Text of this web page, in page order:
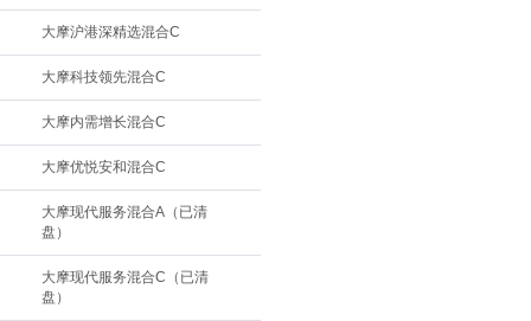
大摩沪港深精选混合C
大摩科技领先混合C
大摩内需增长混合C
大摩优悦安和混合C
大摩现代服务混合A（已清
盘）
大摩现代服务混合C（已清
盘）